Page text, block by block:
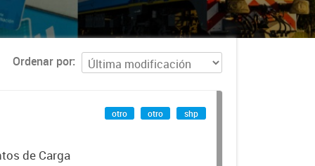
Ordenar por
de Carga
otro otro shp